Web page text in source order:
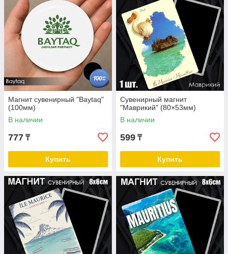
Магнит сувенирный "Baytaq"
(100мм)
В наличии
777 ₸
Купить
Сувенирный магнит
"Маврикий" (80×53мм)
В наличии
599 ₸
Купить